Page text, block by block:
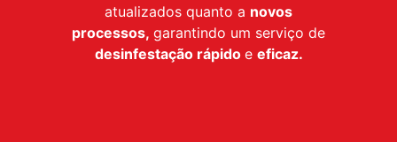
atualizados quanto a novos
processos, garantindo um serviço de
desinfestaçãorápido e eficaz.